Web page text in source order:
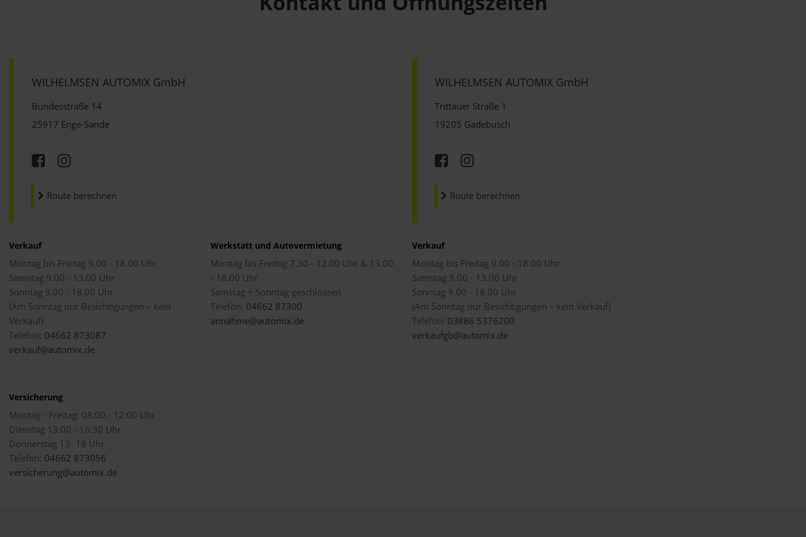
WILHELMSEN AUTOMIX GmbH
Bundesstraße 14
25917 Enge-Sande
Route berechnen
Verkauf
Montag bis Freitag 9.00 - 18.00 Uhr
Samstag 9.00 - 13.00 Uhr
Sonntag 9.00 - 18.00 Uhr
(Am Sonntag nur Besichtigungen – kein
Verkauf)
Telefon: 04662 873087
verkauf@automix.de
Werkstatt und Autovermietung
Montag bis Freitag 7.30 - 12.00 Uhr & 13.00
- 18.00 Uhr
Samstag + Sonntag geschlossen
Telefon: 04662 87300
annahme@automix.de
Versicherung
Montag - Freitag: 08:00 - 12:00 Uhr
Dienstag 13:00 - 16:30 Uhr
Donnerstag 13- 18 Uhr
Telefon: 04662 873056
versicherung@automix.de
WILHELMSEN AUTOMIX GmbH
Trittauer Straße 1
19205 Gadebusch
Route berechnen
Verkauf
Montag bis Freitag 9.00 - 18.00 Uhr
Samstag 9.00 - 13.00 Uhr
Sonntag 9.00 - 18.00 Uhr
(Am Sonntag nur Besichtigungen – kein Verkauf)
Telefon: 03886 5376200
verkaufgb@automix.de